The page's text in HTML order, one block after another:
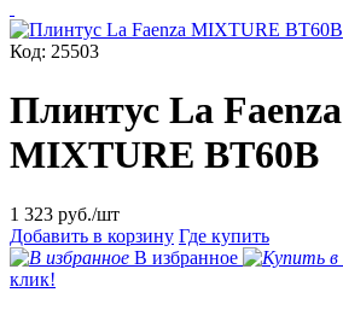
Код: 25503
Плинтус La Faenza
MIXTURE BT60B
1 323 руб./шт
Добавить в корзину Где купить
В избранное
клик!